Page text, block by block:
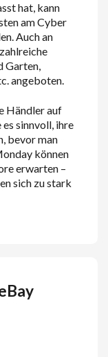
hat, kann
am Cyber
Auch an
Garten,
angeboten.
Händler auf
sinnvoll, ihre
bevor man
können
erwarten –
sich zu stark